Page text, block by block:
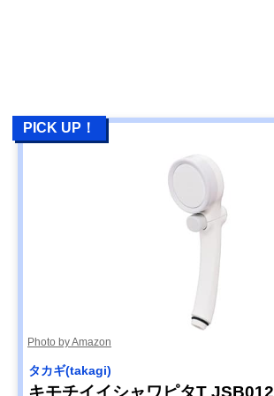
PICK UP！
Photo by Amazon
タカギ(takagi)
キモチイイシャワピタT JSB012